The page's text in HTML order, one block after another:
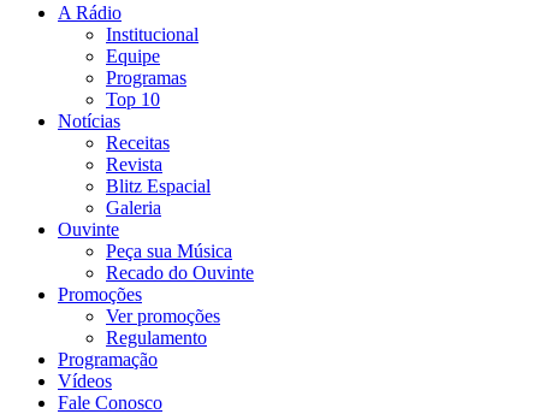
A Rádio
Institucional
Equipe
Programas
Top 10
Notícias
Receitas
Revista
Blitz Espacial
Galeria
Ouvinte
Peça sua Música
Recado do Ouvinte
Promoções
Ver promoções
Regulamento
Programação
Vídeos
Fale Conosco